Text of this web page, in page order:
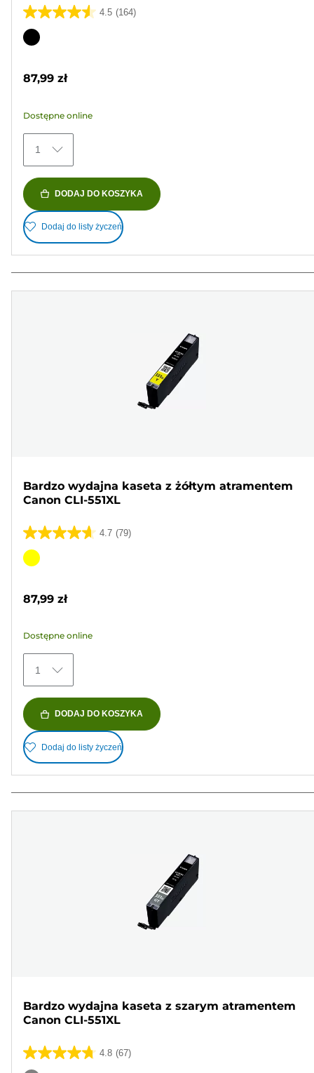
4.5 (164)
4.5
na
164
Wkład
87,99 zł
Dostępne online
1
DODAJ DO KOSZYKA
Dodaj do listy życzeń
Bardzo wydajna kaseta z żółtym atramentem
Canon CLI-551XL
4.7 (79)
4.7
na
79
Wkład
87,99 zł
Dostępne online
1
DODAJ DO KOSZYKA
Dodaj do listy życzeń
Bardzo wydajna kaseta z szarym atramentem
Canon CLI-551XL
4.8 (67)
4.8